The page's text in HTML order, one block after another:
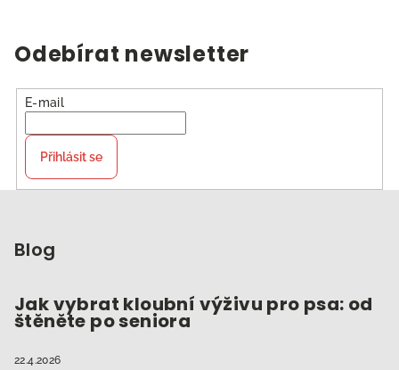
Odebírat newsletter
E-mail
Přihlásit se
Blog
Jak vybrat kloubní výživu pro psa: od
štěněte po seniora
22.4.2026